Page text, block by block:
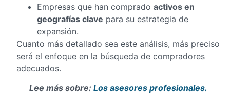
Empresas que han comprado activos en
geografías clave para su estrategia de
expansión.
Cuanto más detallado sea este análisis, más preciso
será el enfoque en la búsqueda de compradores
adecuados.
Lee más sobre: Los asesores profesionales.